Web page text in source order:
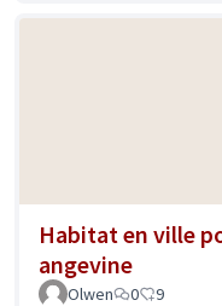
Habitat en ville
angevine
Olwen 0 9